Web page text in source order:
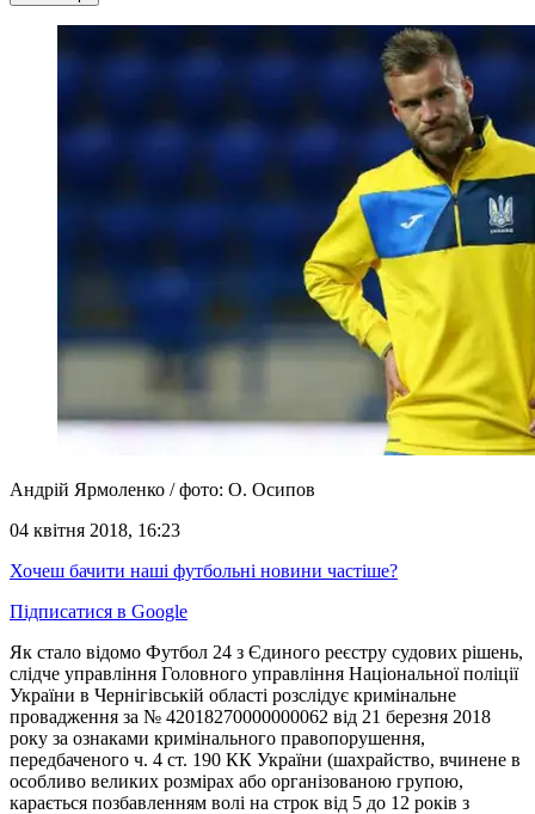
Андрій Ярмоленко / фото: О. Осипов
04 квітня 2018, 16:23
Хочеш бачити наші футбольні новини частіше?
Підписатися в Google
Як стало відомо Футбол 24 з Єдиного реєстру судових рішень,
слідче управління Головного управління Національної поліції
України в Чернігівській області розслідує кримінальне
провадження за № 42018270000000062 від 21 березня 2018
року за ознаками кримінального правопорушення,
передбаченого ч. 4 ст. 190 КК України (шахрайство, вчинене в
особливо великих розмірах або організованою групою,
карається позбавленням волі на строк від 5 до 12 років з